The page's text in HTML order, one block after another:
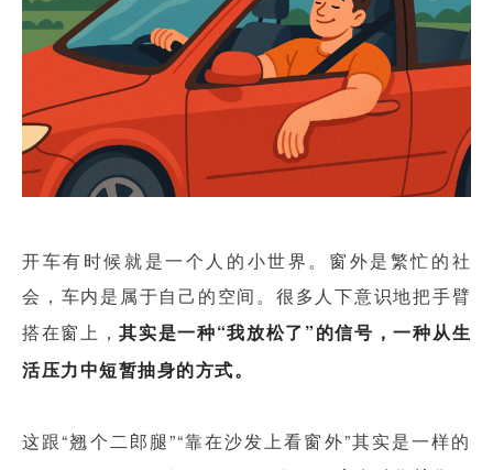
开车有时候就是一个人的小世界。窗外是繁忙的社
会，车内是属于自己的空间。很多人下意识地把手臂
搭在窗上，其实是一种“我放松了”的信号，一种从生
活压力中短暂抽身的方式。
这跟“翘个二郎腿”“靠在沙发上看窗外”其实是一样的